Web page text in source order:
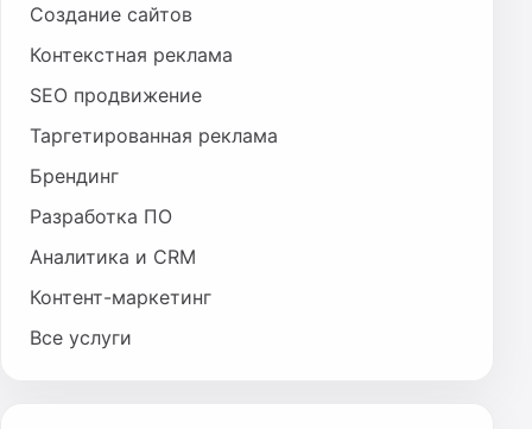
Создание сайтов
Контекстная реклама
SEO продвижение
Таргетированная реклама
Брендинг
Разработка ПО
Аналитика и CRM
Контент-маркетинг
Все услуги